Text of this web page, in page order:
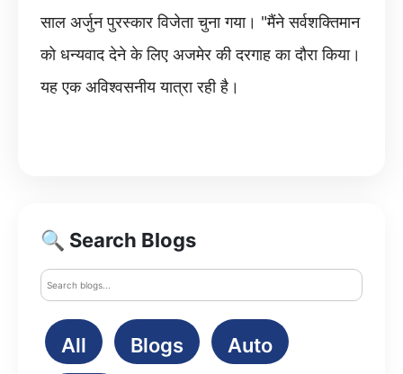
साल अर्जुन पुरस्कार विजेता चुना गया। "मैंने सर्वशक्तिमान
को धन्यवाद देने के लिए अजमेर की दरगाह का दौरा किया।
यह एक अविश्वसनीय यात्रा रही है।
🔍 Search Blogs
All Blogs Auto